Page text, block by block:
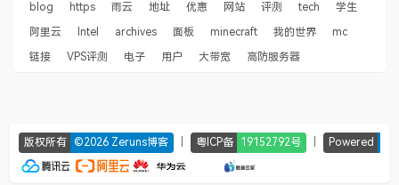
blog
https 雨云 地址 优惠 网站 评测 tech
学生
阿里云
Intel archives 面板 minecraft 我的世界
mc
链接
VPS评测 电子 用户 大带宽 高防服务器
版权所有 ©2026 Zeruns博客 粤ICP备 19152792号 Powered